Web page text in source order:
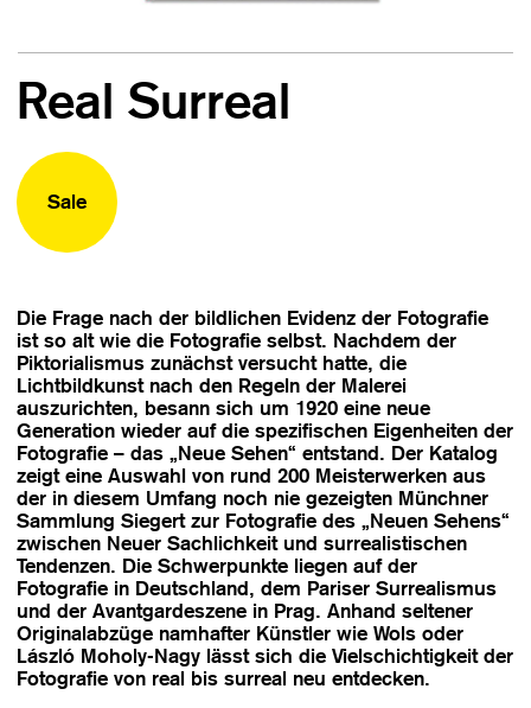
Real Surreal
Sale
Die Frage nach der bildlichen Evidenz der Fotografie
ist so alt wie die Fotografie selbst. Nachdem der
Piktorialismus zunächst versucht hatte, die
Lichtbildkunst nach den Regeln der Malerei
auszurichten, besann sich um 1920 eine neue
Generation wieder auf die spezifischen Eigenheiten der
Fotografie – das „Neue Sehen“ entstand. Der Katalog
zeigt eine Auswahl von rund 200 Meisterwerken aus
der in diesem Umfang noch nie gezeigten Münchner
Sammlung Siegert zur Fotografie des „Neuen Sehens“
zwischen Neuer Sachlichkeit und surrealistischen
Tendenzen. Die Schwerpunkte liegen auf der
Fotografie in Deutschland, dem Pariser Surrealismus
und der Avantgardeszene in Prag. Anhand seltener
Originalabzüge namhafter Künstler wie Wols oder
László Moholy-Nagy lässt sich die Vielschichtigkeit der
Fotografie von real bis surreal neu entdecken.